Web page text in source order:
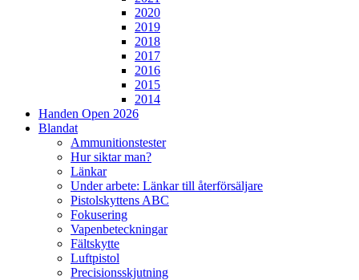
2020
2019
2018
2017
2016
2015
2014
Handen Open 2026
Blandat
Ammunitionstester
Hur siktar man?
Länkar
Under arbete: Länkar till återförsäljare
Pistolskyttens ABC
Fokusering
Vapenbeteckningar
Fältskytte
Luftpistol
Precisionsskjutning